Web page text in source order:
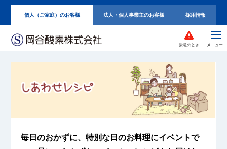
個人（ご家庭）のお客様 法人・個人事業主のお客様 採用情報
緊急のとき
毎日のおかずに、特別な日のお料理にイベントで